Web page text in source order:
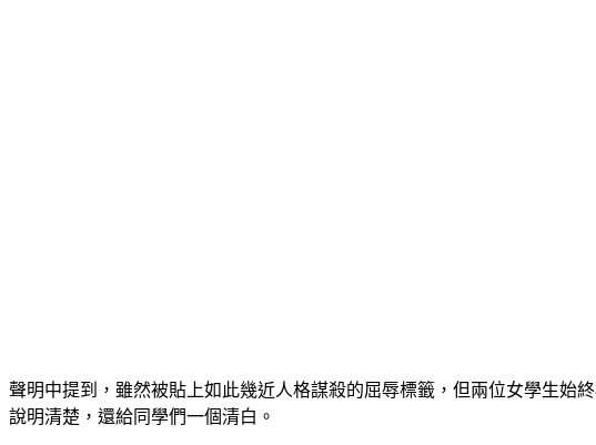
聲明中提到，雖然被貼上如此幾近人格謀殺的屈辱標籤，但兩位女學生始
說明清楚，還給同學們一個清白。